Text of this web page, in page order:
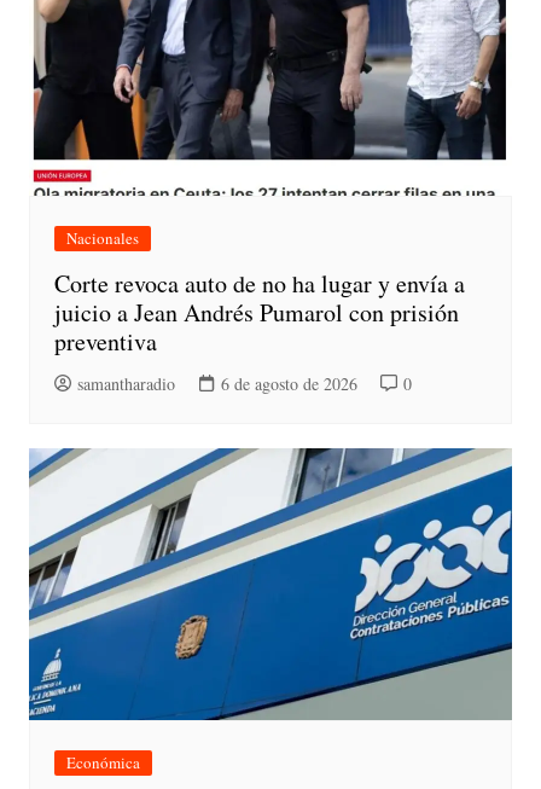
Nacionales
Corte revoca auto de no ha lugar y envía a
juicio a Jean Andrés Pumarol con prisión
preventiva
samantharadio 6 de agosto de 2026 0
Económica